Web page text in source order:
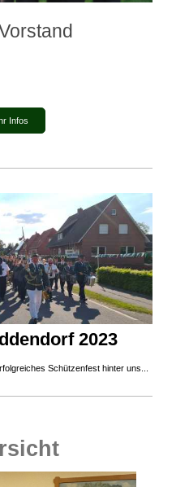
Infos
2023
Schützenfest hinter uns...